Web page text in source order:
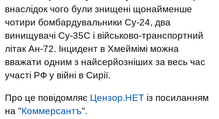
внаслідок чого були знищені щонайменше
чотири бомбардувальники Су-24, два
винищувачі Су-35С і військово-транспортний
літак Ан-72. Інцидент в Хмеймімі можна
вважати одним з найсерйозніших за весь час
участі РФ у війні в Сирії.
Про це повідомляє Цензор.НЕТ із посиланням
на "Коммерсантъ".